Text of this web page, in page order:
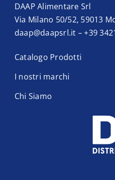
DAAP Alimentare Srl
Via Milano 50/52, 59013
daap@daapsrl.it –+39
Catalogo Prodotti
I nostri marchi
Chi Siamo